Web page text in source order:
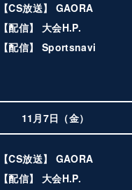
【CS放送】 GAORA
【配信】 大会H.P.
【配信】 Sportsnavi
11月7日（金）
【CS放送】 GAORA
【配信】 大会H.P.